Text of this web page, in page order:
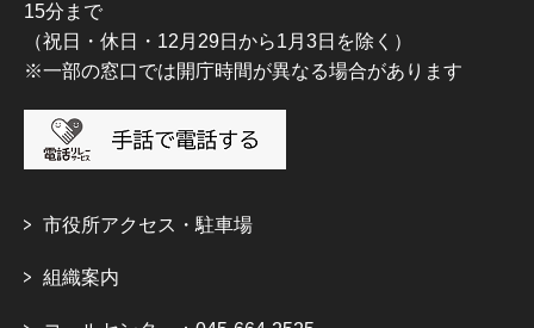
15分まで
（祝日・休日・12月29日から1月3日を除く）
※一部の窓口では開庁時間が異なる場合があります
市役所アクセス・駐車場
組織案内